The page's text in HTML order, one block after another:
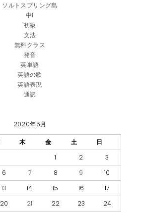
ソルトスプリング島
中1
初級
文法
無料クラス
発音
英単語
英語の歌
英語表現
通訳
2020年5月
木 金 土
日
1
2
3
6 7 8 9
10
13 14 15 16
17
20 21 22 23 24